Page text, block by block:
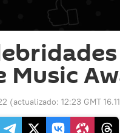
Music
(actualizado: 12:23 GMT